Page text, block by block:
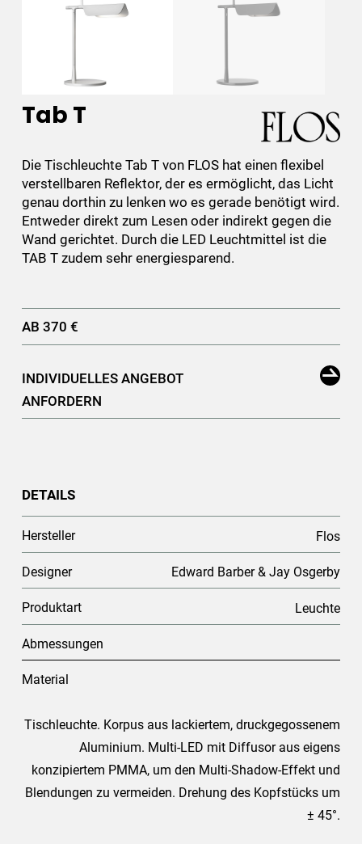
Tab T
Die Tischleuchte Tab T von FLOS hat einen flexibel
verstellbaren Reflektor, der es ermöglicht, das Licht
genau dorthin zu lenken wo es gerade benötigt wird.
Entweder direkt zum Lesen oder indirekt gegen die
Wand gerichtet. Durch die LED Leuchtmittel ist die
TAB T zudem sehr energiesparend.
AB 370 €
INDIVIDUELLES ANGEBOT
ANFORDERN
DETAILS
Hersteller Flos
Designer Edward Barber & Jay Osgerby
Produktart Leuchte
Abmessungen
Material
Tischleuchte. Korpus aus lackiertem, druckgegossenem
Aluminium. Multi-LED mit Diffusor aus eigens
konzipiertem PMMA, um den Multi-Shadow-Effekt und
Blendungen zu vermeiden. Drehung des Kopfstücks um
± 45°.